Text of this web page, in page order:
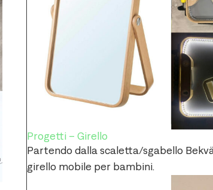
Progetti – Girello
Partendo dalla scaletta/sgabello
girello mobile per bambini.